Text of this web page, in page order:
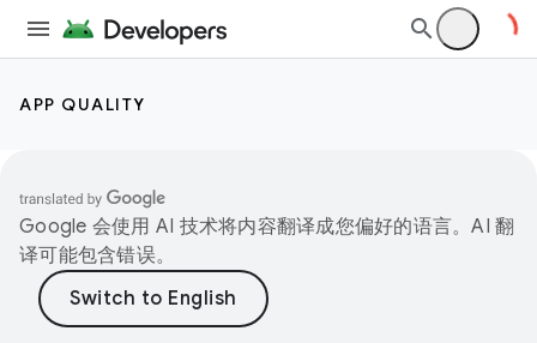
APP QUALITY
Google 会使用 AI 技术将内容翻译成您偏好的语言。AI 翻
译可能包含错误。